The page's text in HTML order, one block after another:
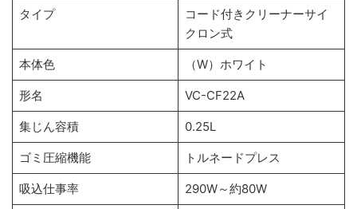
タイプ
コード付きクリーナーサイ
クロン式
本体色 （W）ホワイト
形名 VC-CF22A
集じん容積 0.25L
ゴミ圧縮機能 トルネードプレス
吸込仕事率 290W～約80W